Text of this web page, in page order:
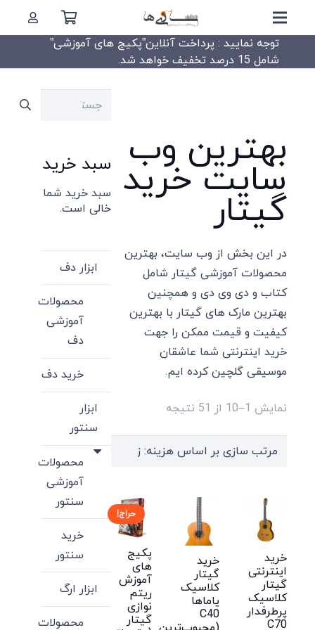
توجه نمایید : پرداخت آنلاین”پکیج های آموزشی”
شامل 15 درصد تخفیف خواهد شد.
بهترین وب
سایت خرید
گیتار
در این بخش از وب سایت، بهترین
محصولات آموزشی گیتار شامل
کتاب و دی وی دی و همچنین
بهترین مارک های گیتار با بهترین
کیفیت و قیمت ممکن را جهت
خرید اینترنتی شما عاشقان
موسیقی گلچین کرده ایم.
نمایش 1–10 از 51 نتیجه
price:
خرید
اینترنتی
گیتار
کلاسیک
پرطرفدار
C70
خرید
گیتار
کلاسیک
یاماها
C40
حراج!
پکیج
های
آموزش
ریتم
نوازی
گیتار
جستجو
سبد خرید
سبد خرید شما
خالی است.
ابزار دف
محصولات
آموزشی
دف
خرید دف
ابزار
سنتور
محصولات
آموزشی
سنتور
خرید
سنتور
ابزار ارگ
محصولات